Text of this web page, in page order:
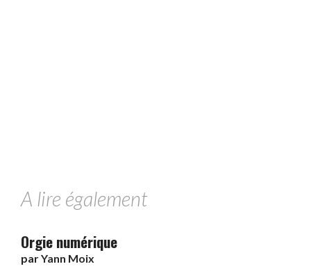
A lire également
Orgie numérique
parYann Moix